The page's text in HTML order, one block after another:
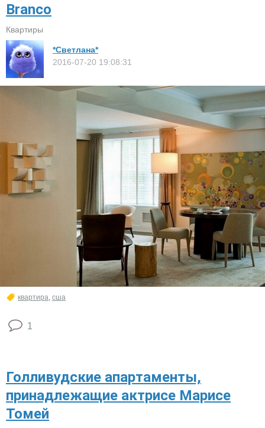
Branco
Квартиры
*Светлана*
2016-07-20 19:08:31
квартира, сша
1
Голливудские апартаменты,
принадлежащие актрисе Марисе
Томей